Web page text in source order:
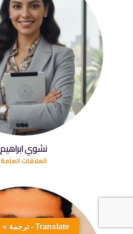
نشوي ابراهيم
العلاقات العامة
Translate - ترجمة »